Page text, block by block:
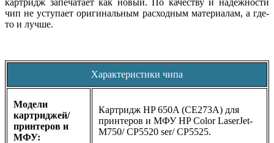
чип не уступает оригинальным расходным материалам, а где-
то и лучше.
Характеристики чипа
Модели
картриджей/
принтеров и
МФУ:
Картридж HP 650A (CE273A) для
принтеров и МФУ HP Color LaserJet-
M750/ CP5520 ser/ CP5525.